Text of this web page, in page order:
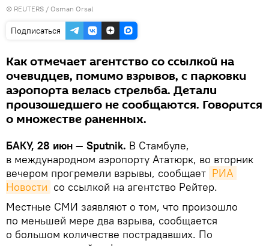
© REUTERS / Osman Orsal
Подписаться
Как отмечает агентство со ссылкой на
очевидцев, помимо взрывов, с парковки
аэропорта велась стрельба. Детали
произошедшего не сообщаются. Говорится
о множестве раненных.
БАКУ, 28 июн — Sputnik. В Стамбуле,
в международном аэропорту Ататюрк, во вторник
вечером прогремели взрывы, сообщает РИА
Новости со ссылкой на агентство Рейтер.
Местные СМИ заявляют о том, что произошло
по меньшей мере два взрыва, сообщается
о большом количестве пострадавших. По